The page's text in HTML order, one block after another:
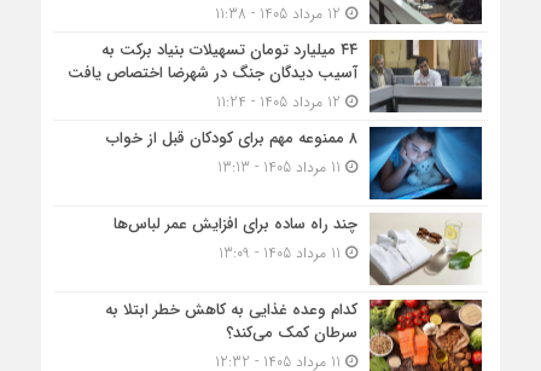
۴۴ میلیارد تومان تسهیلات بنیاد برکت به
آسیب دیدگان جنگ در شهرضا اختصاص یافت
۸ ممنوعه مهم برای کودکان قبل از خواب
چند راه ساده برای افزایش عمر لباس‌ها
کدام وعده غذایی به کاهش خطر ابتلا به
سرطان کمک می‌کند؟